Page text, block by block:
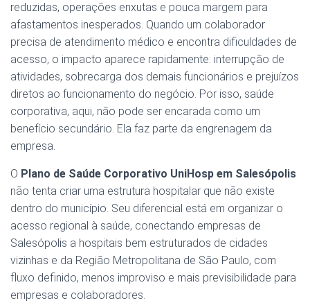
reduzidas, operações enxutas e pouca margem para
afastamentos inesperados. Quando um colaborador
precisa de atendimento médico e encontra dificuldades de
acesso, o impacto aparece rapidamente: interrupção de
atividades, sobrecarga dos demais funcionários e prejuízos
diretos ao funcionamento do negócio. Por isso, saúde
corporativa, aqui, não pode ser encarada como um
benefício secundário. Ela faz parte da engrenagem da
empresa.
O Plano de Saúde Corporativo UniHosp em Salesópolis
não tenta criar uma estrutura hospitalar que não existe
dentro do município. Seu diferencial está em organizar o
acesso regional à saúde, conectando empresas de
Salesópolis a hospitais bem estruturados de cidades
vizinhas e da Região Metropolitana de São Paulo, com
fluxo definido, menos improviso e mais previsibilidade para
empresas e colaboradores.